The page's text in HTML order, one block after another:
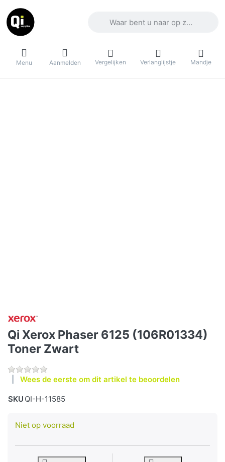
Menu Aanmelden Vergelijken Verlanglijstje Mandje
Qi Xerox Phaser 6125 (106R01334)
Toner Zwart
Wees de eerste om dit artikel te beoordelen
SKU QI-H-11585
Niet op voorraad